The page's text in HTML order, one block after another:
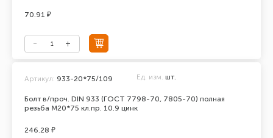
70.91 ₽
Болт в/проч. DIN 933 (ГОСТ 7798-70, 7805-70) полная
резьба М20*75 кл.пр. 10.9 цинк
Артикул: 933-20*75/109 Ед. изм. шт.
246.28 ₽